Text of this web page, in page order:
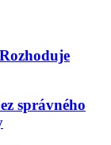
správného